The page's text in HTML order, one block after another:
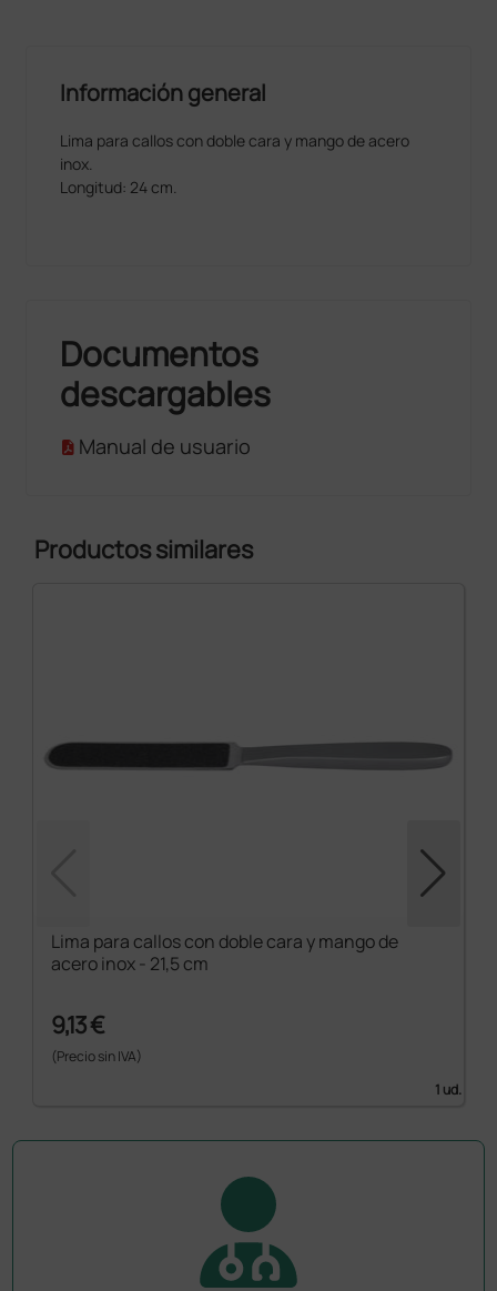
Información general
Lima para callos con doble cara y mango de acero
inox.
Longitud: 24 cm.
Documentos
descargables
Manual de usuario
Productos similares
Lima para callos con doble cara y mango de
acero inox - 21,5 cm
9,13 €
(Precio sin IVA)
1 ud.